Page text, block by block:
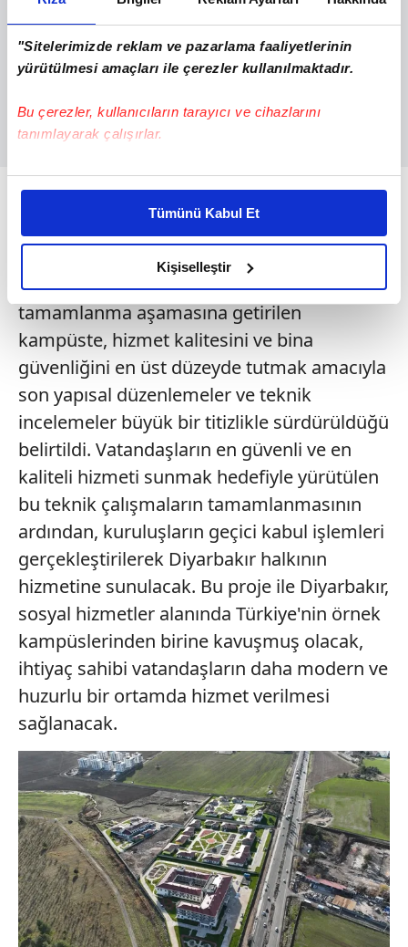
"Sitelerimizde reklam ve pazarlama faaliyetlerinin
yürütülmesi amaçları ile çerezler kullanılmaktadır.
Bu çerezler, kullanıcıların tarayıcı ve cihazlarını
tanımlayarak çalışırlar.
Bu çerezlere izin vermeniz halinde sizlere özel
daha iyi reklam deneyimi yaşatabiliriz. Bunu yaparken
amacımızın size daha iyi bir reklam deneyimi sunmak
olduğunu ve sizlere en iyi içerikleri sunabilmek adına
elimizden gelen çabayı gösterdiğimizi ve bu noktada,
reklamların maliyetlerimizi karşılamak noktasında tek gelir
kalemimiz olduğunu sizlere hatırlatmak isteriz.
Her halükârda, kullanıcılar, bu çerezlere izin vermedikleri
takdirde, kullanıcılara hedefli reklamlar
gösterilmeyecektir."
Sizlere daha iyi bir hizmet sunabilmek için İnternet
Sitemizde kendimize ve üçüncü kişilere ait çerezler
kullanılmaktadır. Bu çerezler vasıtasıyla çeşitli kişisel
verileriniz işlenmekte olup gerekli olan çerezler bilgi
toplumu hizmetlerinin sunulması amacıyla
kullanılmaktadır. Diğer çerezler, sitemizin daha işlevsel
kılınması ve kişiselleştirilmesi ve sizlere yönelik
reklam/pazarlama faaliyetlerinin yapılması, amaçlarıyla
sınırlı olarak açık rızanız dahilinde kullanılacaktır.
Çerezlere ilişkin tercihlerinizi aşağıda yer alan panel
vasıtasıyla belirleyebilirsiniz. Çerezlere ilişkin detaylı bilgi
için Ayarlar butonuna tıklayabilir,
6698 sayılı Kişisel Verilerin Korunması Kanunu uyarınca
hazırlanmış Aydınlatma Metnimizi okumak ve sitemizde
ilgili mevzuata uygun olarak kullanılan çerezlerle ilgili bilgi
almak için lütfentıklayınız.
Tümünü Kabul Et
Kişiselleştir
EN YÜKSEK STANDARTLAR İÇİN TİTİZ
2023 yılı Haziran ayında yer teslimi yapılan
ve kısa sürede fiziksel gerçekleşmesi
tamamlanma aşamasına getirilen
kampüste, hizmet kalitesini ve bina
güvenliğini en üst düzeyde tutmak amacıyla
son yapısal düzenlemeler ve teknik
incelemeler büyük bir titizlikle sürdürüldüğü
belirtildi. Vatandaşların en güvenli ve en
kaliteli hizmeti sunmak hedefiyle yürütülen
bu teknik çalışmaların tamamlanmasının
ardından, kuruluşların geçici kabul işlemleri
gerçekleştirilerek Diyarbakır halkının
hizmetine sunulacak. Bu proje ile Diyarbakır,
sosyal hizmetler alanında Türkiye'nin örnek
kampüslerinden birine kavuşmuş olacak,
ihtiyaç sahibi vatandaşların daha modern ve
huzurlu bir ortamda hizmet verilmesi
sağlanacak.